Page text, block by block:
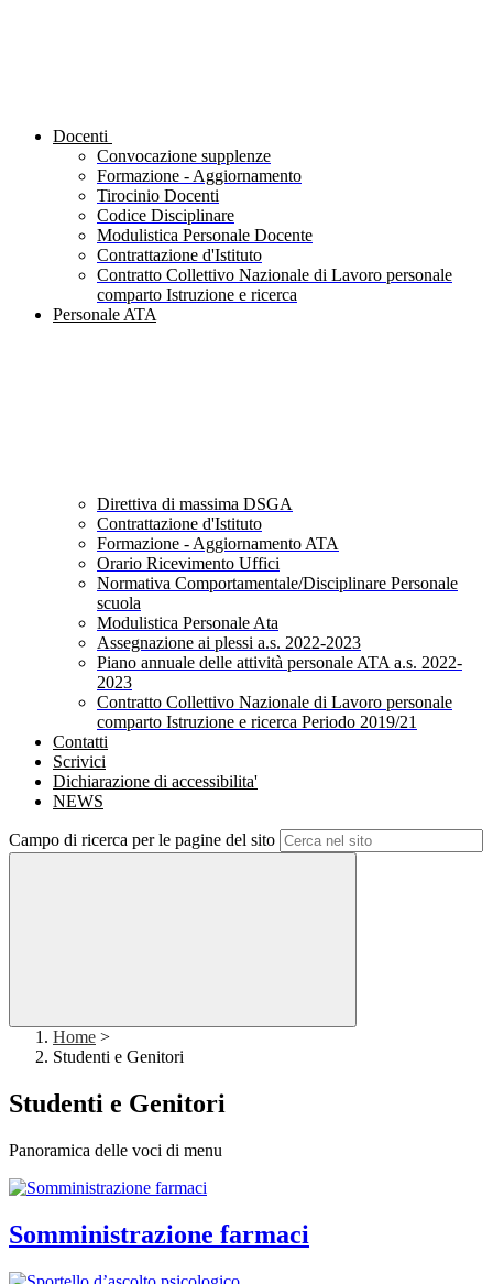
Docenti
Convocazione supplenze
Formazione - Aggiornamento
Tirocinio Docenti
Codice Disciplinare
Modulistica Personale Docente
Contrattazione d'Istituto
Contratto Collettivo Nazionale di Lavoro personale
comparto Istruzione e ricerca
Personale ATA
Direttiva di massima DSGA
Contrattazione d'Istituto
Formazione - Aggiornamento ATA
Orario Ricevimento Uffici
Normativa Comportamentale/Disciplinare Personale
scuola
Modulistica Personale Ata
Assegnazione ai plessi a.s. 2022-2023
Piano annuale delle attività personale ATA a.s. 2022-
2023
Contratto Collettivo Nazionale di Lavoro personale
comparto Istruzione e ricerca Periodo 2019/21
Contatti
Scrivici
Dichiarazione di accessibilita'
NEWS
Campo di ricerca per le pagine del sito
Home >
Studenti e Genitori
Studenti e Genitori
Panoramica delle voci di menu
Somministrazione farmaci